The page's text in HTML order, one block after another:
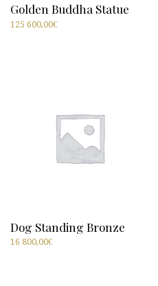
Golden Buddha Statue
125 600,00€
Dog Standing Bronze
16 800,00€